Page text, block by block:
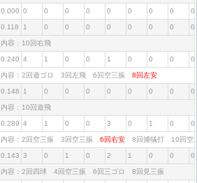
0.000 0 0 0 0 0 0 0 0 0
0.118 1 0 0 0 0 0 0 0 0
内容：10回右飛
0.240 4 1 0 0 1 0 0 0 0
内容：2回遊ゴロ 3回左飛 6回空三振 8回左安
0.148 1 0 0 0 0 0 0 0 0
内容：10回遊飛
0.289 4 1 0 0 3 0 1 0 0
内容：2回空三振 3回空三振 6回右安 8回捕犠打 10回
0.143 3 0 1 0 2 1 0 0 0
内容：2回四球 4回空三振 6回三ゴロ 8回見三振